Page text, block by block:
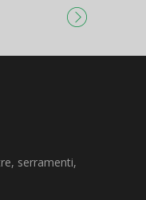
serramenti,